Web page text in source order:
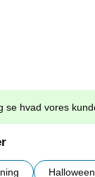
se hvad vores
Halloween